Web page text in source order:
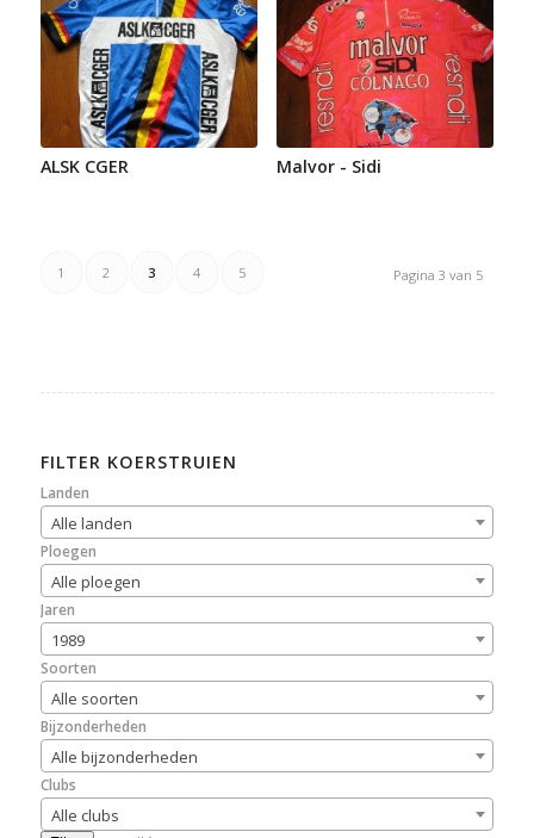
ALSK CGER Malvor - Sidi
Pagina 3 van 5
1 2 3 4 5
FILTER KOERSTRUIEN
Landen
Alle landen
Ploegen
Alle ploegen
Jaren
1989
Soorten
Alle soorten
Bijzonderheden
Alle bijzonderheden
Clubs
Alle clubs